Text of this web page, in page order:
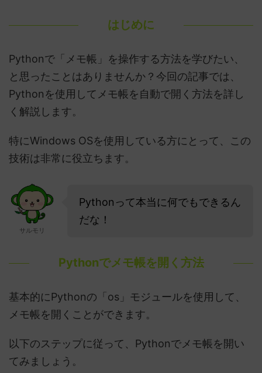
はじめに
Pythonで「メモ帳」を操作する方法を学びたい、
と思ったことはありませんか？今回の記事では、
Pythonを使用してメモ帳を自動で開く方法を詳し
く解説します。
特にWindows OSを使用している方にとって、この
技術は非常に役立ちます。
サルモリ
Pythonって本当に何でもできるん
だな！
Pythonでメモ帳を開く方法
基本的にPythonの「os」モジュールを使用して、
メモ帳を開くことができます。
以下のステップに従って、Pythonでメモ帳を開い
てみましょう。